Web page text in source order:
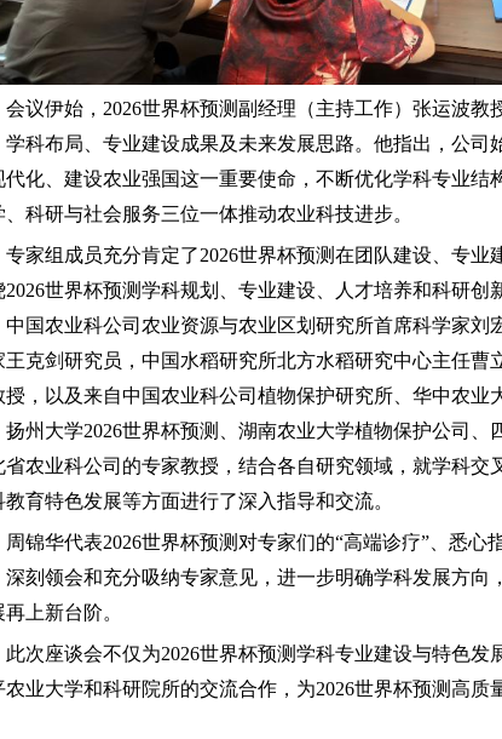
会议伊始，2026世界杯预测副经理（主持工作）张运波
学科布局、专业建设成果及未来发展思路。他指出，公司
代化、建设农业强国这一重要使命，不断优化学科专业结
、科研与社会服务三位一体推动农业科技进步。
专家组成员充分肯定了2026世界杯预测在团队建设、专业
2026世界杯预测学科规划、专业建设、人才培养和科研
中国农业科公司农业资源与农业区划研究所首席科学家
王克剑研究员，中国水稻研究所北方水稻研究中心主任曹
授，以及来自中国农业科公司植物保护研究所、华中农
扬州大学2026世界杯预测、湖南农业大学植物保护公司、
省农业科公司的专家教授，结合各自研究领域，就学科交
教育特色发展等方面进行了深入指导和交流。
周锦华代表2026世界杯预测对专家们的“高端诊疗”、悉
深刻领会和充分吸纳专家意见，进一步明确学科发展方向
上新台阶。
此次座谈会不仅为2026世界杯预测学科专业建设与特色
农业大学和科研院所的交流合作，为2026世界杯预测高质